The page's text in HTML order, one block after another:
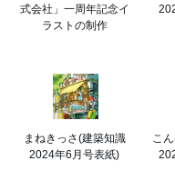
式会社」一周年記念イ
ラストの制作
まねきっさ(建築知識
2024年6月号表紙)
こ